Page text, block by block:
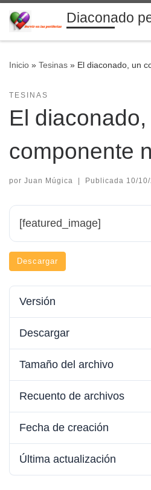
Saltar al contenidoDiaconado
Inicio » Tesinas » El diaconado, un
TESINAS
El diaconado,
componente
por Juan Múgica | Publicada 10/
[featured_image]
Descargar
Versión
Descargar
Tamaño del archivo
Recuento de archivos
Fecha de creación
Última actualización